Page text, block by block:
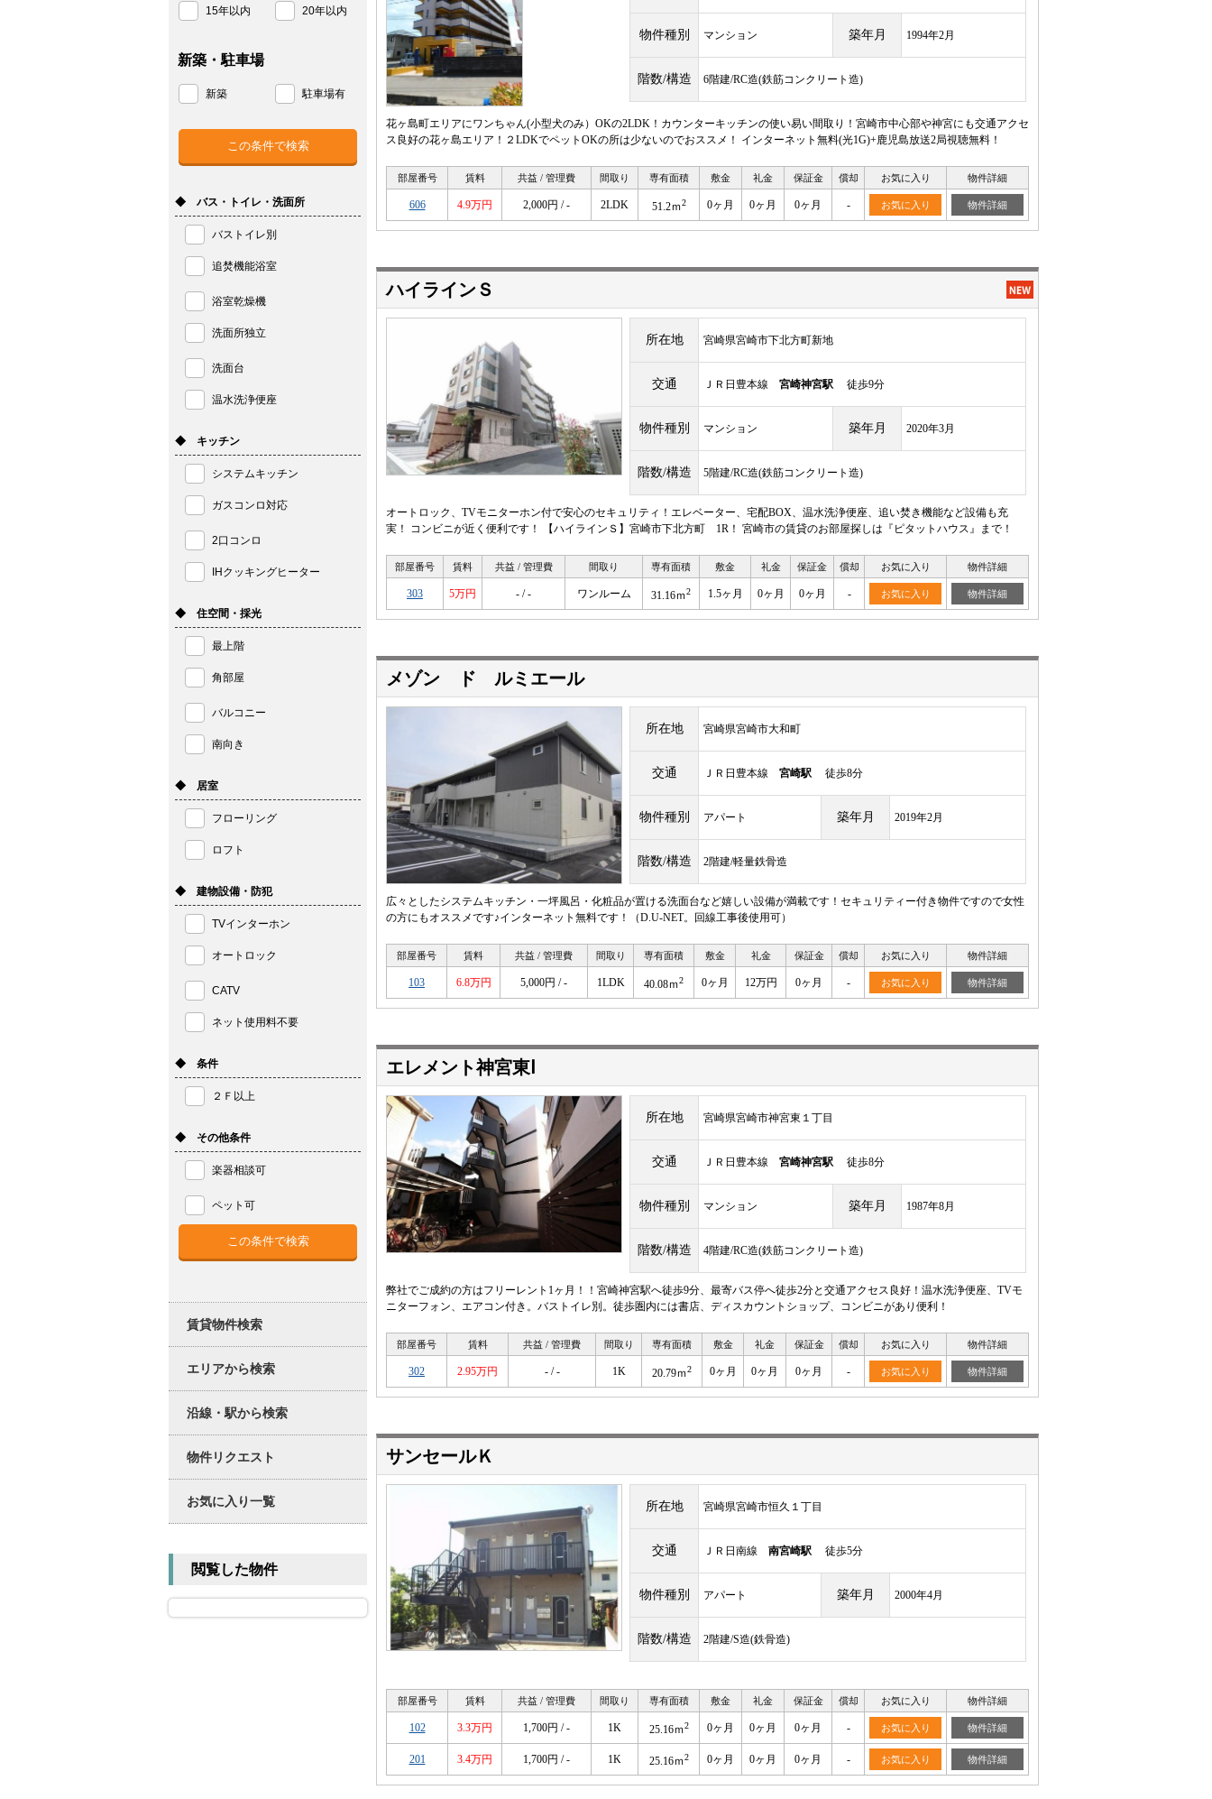
物件種別 マンション 築年月 1994年2月
階数/構造 6階建/RC造(鉄筋コンクリート造)
花ヶ島町エリアにワンちゃん(小型犬のみ）OKの2LDK！カウンターキッチンの使い易い間取り！宮崎市中心部や神宮にも交通アクセ
ス良好の花ヶ島エリア！２LDKでペットOKの所は少ないのでおススメ！ インターネット無料(光1G)+鹿児島放送2局視聴無料！
部屋番号 賃料 共益 / 管理費 間取り 専有面積 敷金 礼金 保証金 償却 お気に入り 物件詳細
606 4.9万円 2,000円 / - 2LDK 51.2ｍ2 0ヶ月 0ヶ月 0ヶ月 - お気に入り 物件詳細
ハイラインＳ
所在地 宮崎県宮崎市下北方町新地
交通 ＪＲ日豊本線 宮崎神宮駅 徒歩9分
物件種別 マンション 築年月 2020年3月
階数/構造 5階建/RC造(鉄筋コンクリート造)
オートロック、TVモニターホン付で安心のセキュリティ！エレベーター、宅配BOX、温水洗浄便座、追い焚き機能など設備も充
実！ コンビニが近く便利です！ 【ハイラインＳ】宮崎市下北方町 1R！ 宮崎市の賃貸のお部屋探しは『ピタットハウス』まで！
部屋番号 賃料 共益 / 管理費 間取り 専有面積 敷金 礼金 保証金 償却 お気に入り 物件詳細
303 5万円 - / - ワンルーム 31.16ｍ2 1.5ヶ月 0ヶ月 0ヶ月 - お気に入り 物件詳細
メゾン ド ルミエール
所在地 宮崎県宮崎市大和町
交通 ＪＲ日豊本線 宮崎駅 徒歩8分
物件種別 アパート 築年月 2019年2月
階数/構造 2階建/軽量鉄骨造
広々としたシステムキッチン・一坪風呂・化粧品が置ける洗面台など嬉しい設備が満載です！セキュリティー付き物件ですので女性
の方にもオススメです♪インターネット無料です！（D.U-NET。回線工事後使用可）
部屋番号 賃料 共益 / 管理費 間取り 専有面積 敷金 礼金 保証金 償却 お気に入り 物件詳細
103 6.8万円 5,000円 / - 1LDK 40.08ｍ2 0ヶ月 12万円 0ヶ月 - お気に入り 物件詳細
エレメント神宮東Ⅰ
所在地 宮崎県宮崎市神宮東１丁目
交通 ＪＲ日豊本線 宮崎神宮駅 徒歩8分
物件種別 マンション 築年月 1987年8月
階数/構造 4階建/RC造(鉄筋コンクリート造)
弊社でご成約の方はフリーレント1ヶ月！！宮崎神宮駅へ徒歩9分、最寄バス停へ徒歩2分と交通アクセス良好！温水洗浄便座、TVモ
ニターフォン、エアコン付き。バストイレ別。徒歩圏内には書店、ディスカウントショップ、コンビニがあり便利！
部屋番号 賃料 共益 / 管理費 間取り 専有面積 敷金 礼金 保証金 償却 お気に入り 物件詳細
302 2.95万円 - / - 1K 20.79ｍ2 0ヶ月 0ヶ月 0ヶ月 - お気に入り 物件詳細
サンセールＫ
所在地 宮崎県宮崎市恒久１丁目
交通 ＪＲ日南線 南宮崎駅 徒歩5分
物件種別 アパート 築年月 2000年4月
階数/構造 2階建/S造(鉄骨造)
部屋番号 賃料 共益 / 管理費 間取り 専有面積 敷金 礼金 保証金 償却 お気に入り 物件詳細
102 3.3万円 1,700円 / - 1K 25.16ｍ2 0ヶ月 0ヶ月 0ヶ月 - お気に入り 物件詳細
201 3.4万円 1,700円 / - 1K 25.16ｍ2 0ヶ月 0ヶ月 0ヶ月 - お気に入り 物件詳細
15年以内 20年以内
新築・駐車場
新築 駐車場有
◆ バス・トイレ・洗面所
バストイレ別
追焚機能浴室
浴室乾燥機
洗面所独立
洗面台
温水洗浄便座
◆ キッチン
システムキッチン
ガスコンロ対応
2口コンロ
IHクッキングヒーター
◆ 住空間・採光
最上階
角部屋
バルコニー
南向き
◆ 居室
フローリング
ロフト
◆ 建物設備・防犯
TVインターホン
オートロック
CATV
ネット使用料不要
◆ 条件
２Ｆ以上
◆ その他条件
楽器相談可
ペット可
賃貸物件検索
エリアから検索
沿線・駅から検索
物件リクエスト
お気に入り一覧
閲覧した物件